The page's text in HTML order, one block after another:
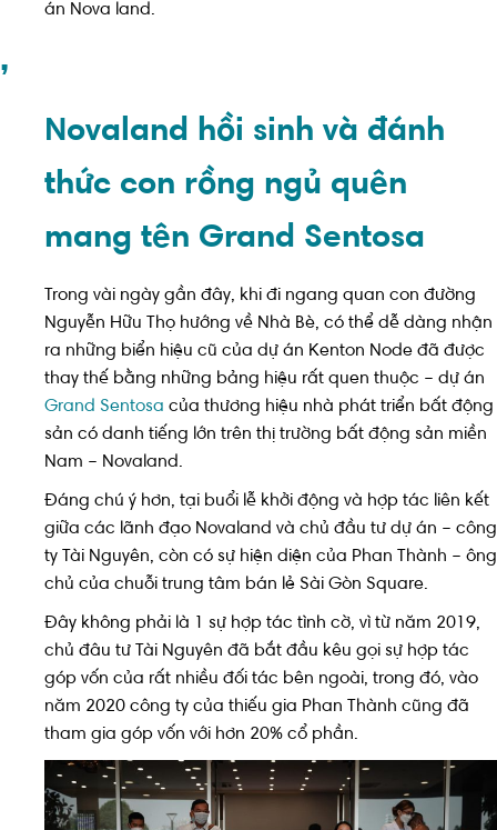
án Nova land.
,
Novaland hồi sinh và đánh
thức con rồng ngủ quên
mang tên Grand Sentosa
Trong vài ngày gần đây, khi đi ngang quan con đường
Nguyễn Hữu Thọ hướng về Nhà Bè, có thể dễ dàng nhận
ra những biển hiệu cũ của dự án Kenton Node đã được
thay thế bằng những bảng hiệu rất quen thuộc – dự án
Grand Sentosa của thương hiệu nhà phát triển bất động
sản có danh tiếng lớn trên thị trường bất động sản miền
Nam – Novaland.
Đáng chú ý hơn, tại buổi lễ khởi động và hợp tác liên kết
giữa các lãnh đạo Novaland và chủ đầu tư dự án – công
ty Tài Nguyên, còn có sự hiện diện của Phan Thành – ông
chủ của chuỗi trung tâm bán lẻ Sài Gòn Square.
Đây không phải là 1 sự hợp tác tình cờ, vì từ năm 2019,
chủ đâu tư Tài Nguyên đã bắt đầu kêu gọi sự hợp tác
góp vốn của rất nhiều đối tác bên ngoài, trong đó, vào
năm 2020 công ty của thiếu gia Phan Thành cũng đã
tham gia góp vốn với hơn 20% cổ phần.